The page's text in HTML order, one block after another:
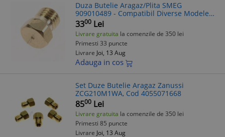
Duza Butelie Aragaz/Plita SMEG
909010489 - Compatibil Diverse Modele
(Verificare Model Recomandata)
3300 Lei
Livrare gratuita la comenzile de 350 lei
Primesti 33 puncte
Livrare Joi, 13 Aug
Adauga in cos
Set Duze Butelie Aragaz Zanussi
ZCG210M1WA, Cod 4055071668
8500 Lei
Livrare gratuita la comenzile de 350 lei
Primesti 85 puncte
Livrare Joi, 13 Aug